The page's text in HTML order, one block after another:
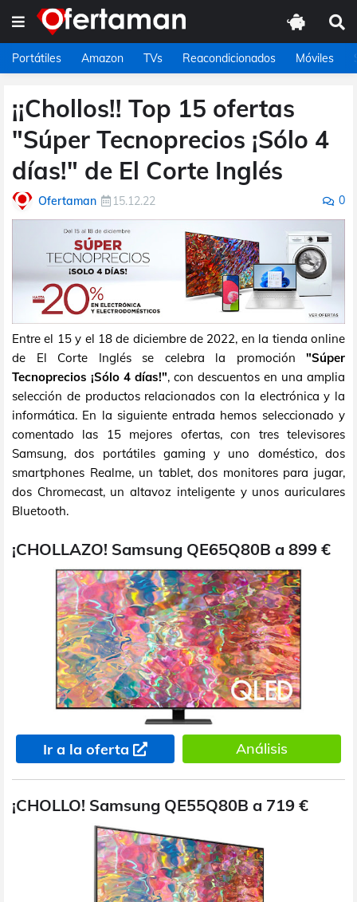
Portátiles Amazon TVs Reacondicionados Móviles
¡¡Chollos!! Top 15 ofertas
"Súper Tecnoprecios ¡Sólo 4
días!" de El Corte Inglés
Ofertaman 15.12.22 0
Entre el 15 y el 18 de diciembre de 2022, en la tienda online
de El Corte Inglés se celebra la promoción "Súper
Tecnoprecios ¡Sólo 4 días!", con descuentos en una amplia
selección de productos relacionados con la electrónica y la
informática. En la siguiente entrada hemos seleccionado y
comentado las 15 mejores ofertas, con tres televisores
Samsung, dos portátiles gaming y uno doméstico, dos
smartphones Realme, un tablet, dos monitores para jugar,
dos Chromecast, un altavoz inteligente y unos auriculares
Bluetooth.
¡CHOLLAZO! Samsung QE65Q80B a 899 €
Ir a la oferta Análisis
¡CHOLLO! Samsung QE55Q80B a 719 €